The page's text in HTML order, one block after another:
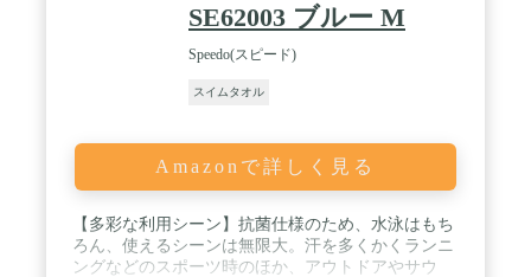
SE62003 ブルー M
Speedo(スピード)
スイムタオル
Amazonで詳しく見る
【多彩な利用シーン】抗菌仕様のため、水泳はもち
ろん、使えるシーンは無限大。汗を多くかくランニ
ングなどのスポーツ時のほか、アウトドアやサウ